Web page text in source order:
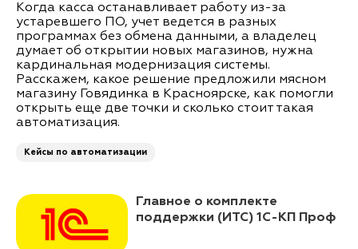
Когда касса останавливает работу из-за
устаревшего ПО, учет ведется в разных
программах без обмена данными, а владелец
думает об открытии новых магазинов, нужна
кардинальная модернизация системы.
Расскажем, какое решение предложили мясном
магазину Говядинка в Красноярске, как помогли
открыть еще две точки и сколько стоит такая
автоматизация.
Кейсы по автоматизации
Главное о комплекте
поддержки (ИТС) 1С-КП Проф